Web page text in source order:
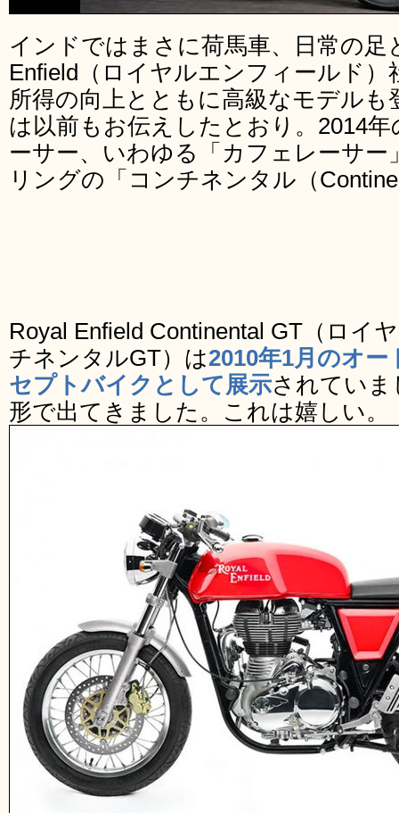
インドではまさに荷馬車、日常の足
Enfield（ロイヤルエンフィールド
所得の向上とともに高級なモデル
は以前もお伝えしたとおり。2014
ーサー、いわゆる「カフェレーサ
リングの「コンチネンタル（
Royal Enfield Continental GT（ロイ
チネンタルGT）は2010年1月のオ
セプトバイクとして展示されてい
形で出てきました。これは嬉しい。